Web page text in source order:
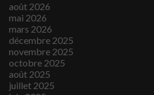
août 2026
mai 2026
mars 2026
décembre 2025
novembre 2025
octobre 2025
août 2025
juillet 2025